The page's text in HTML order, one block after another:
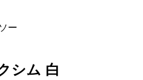
ー
シム 白